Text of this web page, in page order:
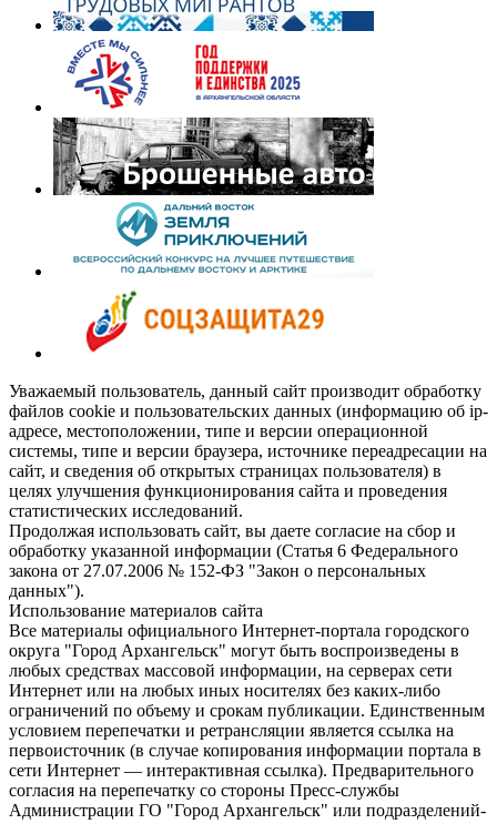
Уважаемый пользователь, данный сайт производит обработку
файлов cookie и пользовательских данных (информацию об ip-
адресе, местоположении, типе и версии операционной
системы, типе и версии браузера, источнике переадресации на
сайт, и сведения об открытых страницах пользователя) в
целях улучшения функционирования сайта и проведения
статистических исследований.
Продолжая использовать сайт, вы даете согласие на сбор и
обработку указанной информации (Статья 6 Федерального
закона от 27.07.2006 № 152-ФЗ "Закон о персональных
данных").
Использование материалов сайта
Все материалы официального Интернет-портала городского
округа "Город Архангельск" могут быть воспроизведены в
любых средствах массовой информации, на серверах сети
Интернет или на любых иных носителях без каких-либо
ограничений по объему и срокам публикации. Единственным
условием перепечатки и ретрансляции является ссылка на
первоисточник (в случае копирования информации портала в
сети Интернет — интерактивная ссылка). Предварительного
согласия на перепечатку со стороны Пресс-службы
Администрации ГО "Город Архангельск" или подразделений-